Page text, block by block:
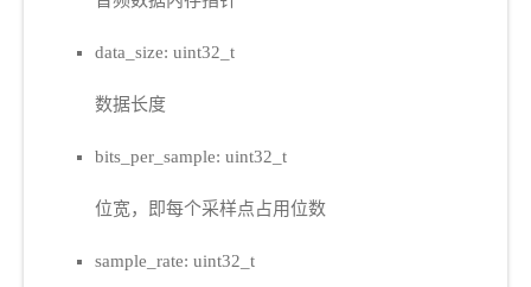
data_size: uint32_t
数据长度
bits_per_sample: uint32_t
位宽，即每个采样点占用位数
sample_rate: uint32_t